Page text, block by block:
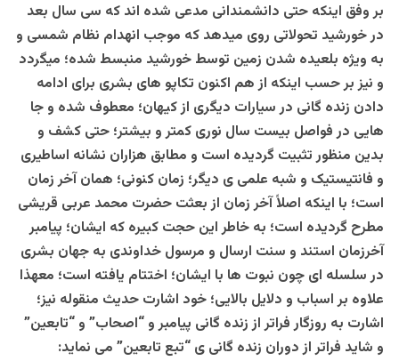
بر وفق اینکه حتی دانشمندانی مدعی شده اند که سی سال بعد
در خورشید تحولاتی روی میدهد که موجب انهدام نظام شمسی و
به ویژه بلعیده شدن زمین توسط خورشید منبسط شده؛ میگردد
و نیز بر حسب اینکه از هم اکنون تکاپو های بشری برای ادامه
دادن زنده گانی در سیارات دیگری از کیهان؛ معطوف شده و جا
هایی در فواصل بیست سال نوری کمتر و بیشتر؛ حتی کشف و
بدین منظور تثبیت گردیده است و مطابق هزاران نشانه اساطیری
و فانتیستیک و شبه علمی ی دیگر؛ زمان کنونی؛ همان آخر زمان
است؛ با اینکه اصلاً آخر زمان از بعثت حضرت محمد عربی قریشی
مطرح گردیده است؛ به خاطر این حجت کبیره که ایشان؛ پیامبر
آخرزمان استند و سنت ارسال و مرسول خداوندی به جهان بشری
در سلسله ای چون نبوت ها با ایشان؛ اختتام یافته است؛ معهذا
علاوه بر اسباب و دلایل بالایی؛ خود اشارت حدیث منقوله نیز؛
اشارت به روزگار فراتر از زنده گانی پیامبر و “اصحاب” و “تابعین”
و شاید فراتر از دوران زنده گانی ی “تبع تابعین” می نماید: